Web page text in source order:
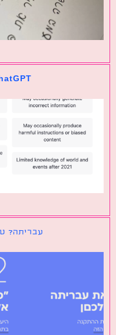
chatGPT- כלי לכתיבת פוסטים?
עבריתה? טקסט